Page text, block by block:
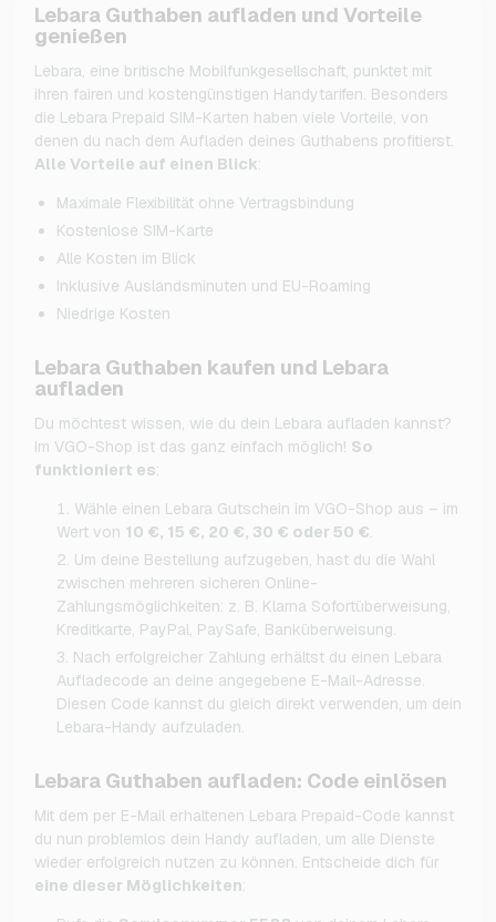
Lebara Guthaben aufladen und Vorteile
genießen
Lebara, eine britische Mobilfunkgesellschaft, punktet mit
ihren fairen und kostengünstigen Handytarifen. Besonders
die Lebara Prepaid SIM-Karten haben viele Vorteile, von
denen du nach dem Aufladen deines Guthabens profitierst.
Alle Vorteile auf einen Blick:
Maximale Flexibilität ohne Vertragsbindung
Kostenlose SIM-Karte
Alle Kosten im Blick
Inklusive Auslandsminuten und EU-Roaming
Niedrige Kosten
Lebara Guthaben kaufen und Lebara
aufladen
Du möchtest wissen, wie du dein Lebara aufladen kannst?
Im VGO-Shop ist das ganz einfach möglich! So
funktioniert es:
Wähle einen Lebara Gutschein im VGO-Shop aus – im
Wert von 10 €, 15 €, 20 €, 30 € oder 50 €.
Um deine Bestellung aufzugeben, hast du die Wahl
zwischen mehreren sicheren Online-
Zahlungsmöglichkeiten: z. B. Klarna Sofortüberweisung,
Kreditkarte, PayPal, PaySafe, Banküberweisung.
Nach erfolgreicher Zahlung erhältst du einen Lebara
Aufladecode an deine angegebene E-Mail-Adresse.
Diesen Code kannst du gleich direkt verwenden, um dein
Lebara-Handy aufzuladen.
Lebara Guthaben aufladen: Code einlösen
Mit dem per E-Mail erhaltenen Lebara Prepaid-Code kannst
du nun problemlos dein Handy aufladen, um alle Dienste
wieder erfolgreich nutzen zu können. Entscheide dich für
eine dieser Möglichkeiten: